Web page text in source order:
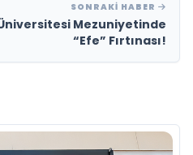
SONRAKI HABER
Mezuniyetinde
“Efe” Fırtınası!